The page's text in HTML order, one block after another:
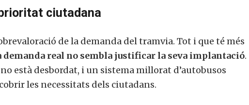
ciutadana
de la demanda del tramvia. Tot i que té més
demanda real no sembla justificar la seva implantació.
està desbordat, i un sistema millorat d’autobusos
les necessitats dels ciutadans.